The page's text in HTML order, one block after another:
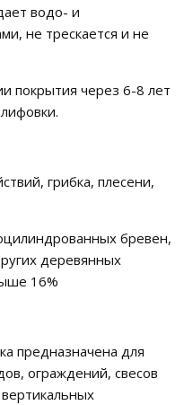
водо- и
не трескается и не
покрытия через 6-8 лет
грибка, плесени,
бревен,
деревянных
16%
предназначена для
ограждений, свесов